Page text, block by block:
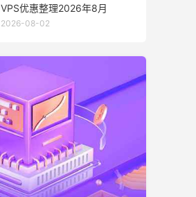
VPS优惠整理2026年8月
2026-08-02